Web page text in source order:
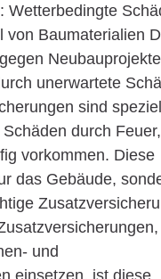
Wetterbedingte
von Baumaterialien
Neubauprojekte
unerwartete
sind
durch Feuer,
vorkommen. Diese
das Gebäude,
und
einsetzen, ist diese